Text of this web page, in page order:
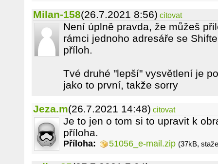
Milan-158(26.7.2021 8:56) citovat
Není úplně pravda, že můžeš
rámci jednoho adresáře se
příloh.
Tvé druhé "lepší" vysvětlení je
jako to první, takže sorry
Jeza.m(26.7.2021 14:48) citovat
Je to jen o tom si to upravit k
příloha.
Příloha: 51056_e-mail.zip (37kB,